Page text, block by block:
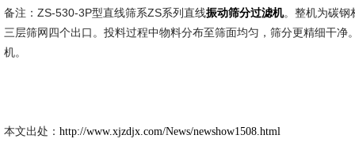
备注：ZS-530-3P型直线筛系ZS系列直线振动筛分过滤机。整机为碳钢
三层筛网四个出口。投料过程中物料分布至筛面均匀，筛分更精细干净
机。
本文出处： http://www.xjzdjx.com/News/newshow1508.html